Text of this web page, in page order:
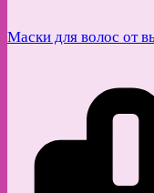
Маски для волос от